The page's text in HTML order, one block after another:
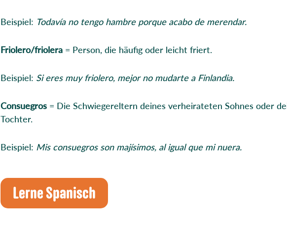
Beispiel: Todavía no tengo hambre porque acabo de merendar.
Friolero/friolera = Person, die häufig oder leicht friert.
Beispiel: Si eres muy friolero, mejor no mudarte a Finlandia.
Consuegros = Die Schwiegereltern deines verheirateten Sohnes oder
Tochter.
Beispiel: Mis consuegros son majísimos, al igual que mi nuera.
Lerne Spanisch